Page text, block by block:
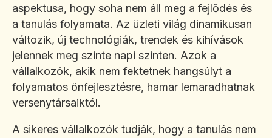
aspektusa, hogy soha nem áll meg a fejlődés és
a tanulás folyamata. Az üzleti világ dinamikusan
változik, új technológiák, trendek és kihívások
jelennek meg szinte napi szinten. Azok a
vállalkozók, akik nem fektetnek hangsúlyt a
folyamatos önfejlesztésre, hamar lemaradhatnak
versenytársaiktól.
A sikeres vállalkozók tudják, hogy a tanulás nem